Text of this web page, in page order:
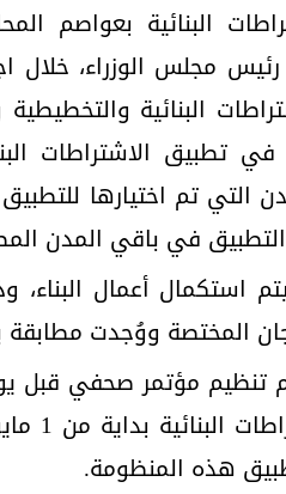
البنائية بعواصم
مجلس الوزراء، خلال
البنائية
في تطبيق الاشتراطات
في باقي المدن المصرية بدايةً
استكمال أعمال البناء،
ووُجدت مطابقة بداية من 15
هذه المنظومة.